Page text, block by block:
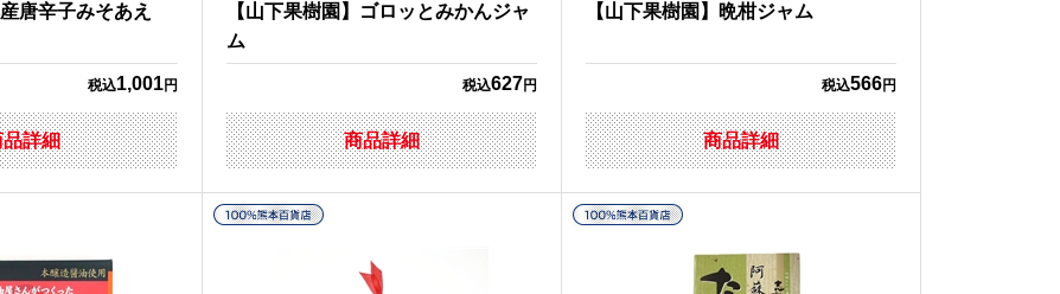
産唐辛子みそあえ
税込1,001円
品詳細
【山下果樹園】ゴロッとみかんジャ
ム
税込627円
商品詳細
【山下果樹園】晩柑ジャム
税込566円
商品詳細